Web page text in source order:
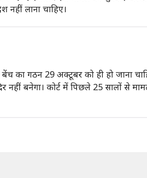
नहीं लाना चाहिए।
का गठन 29 अक्टूबर को ही हो जाना
नहीं बनेगा। कोर्ट में पिछले 25 सालों से